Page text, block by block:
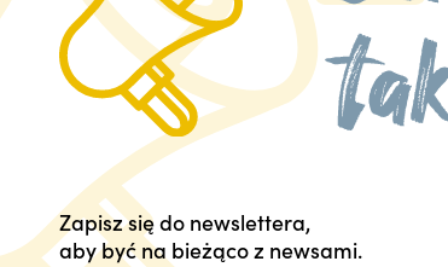
Zapisz się do newslettera,
aby być na bieżąco z newsami.